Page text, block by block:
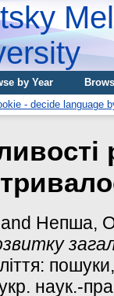
by Year
and Непша,
наук.-